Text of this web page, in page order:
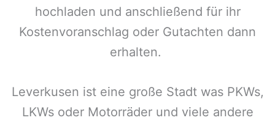
hochladen und anschließend für ihr
Kostenvoranschlag oder Gutachten dann
erhalten.
Leverkusen ist eine große Stadt was PKWs,
LKWs oder Motorräder und viele andere